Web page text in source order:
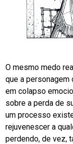
O mesmo medo
que a personagem
em colapso
sobre a perda de
um processo
rejuvenescer a
perdendo, de vez,